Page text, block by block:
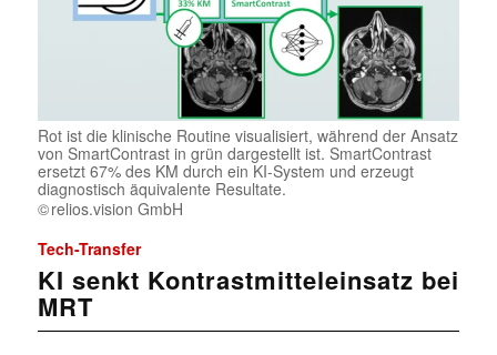
Rot ist die klinische Routine visualisiert, während der Ansatz
von SmartContrast in grün dargestellt ist. SmartContrast
ersetzt 67% des KM durch ein KI-System und erzeugt
diagnostisch äquivalente Resultate.
relios.vision GmbH
Tech-Transfer
KI senkt Kontrastmitteleinsatz bei
MRT